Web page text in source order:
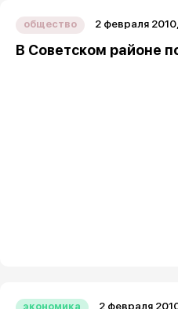
общество 2 февраля
В Советском районе
экономика 2 февраля